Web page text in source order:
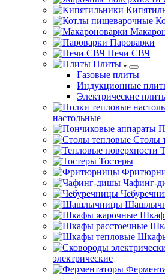
Пароварки
Печи СВЧ
Плиты
Газовые плиты
Индукционные
Электрические
настольные
Столы
Тостеры
Чафинг-
электрические